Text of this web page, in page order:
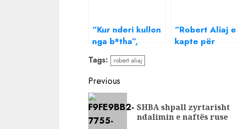
“Kur nderi kullon
nga b*tha”,
Robert Aliaj
degjeneron
vajzat e Love
Story pas largimit
të të birit
“Robert Aliaj e
kapte për
S’kam shkuar
ndonjëherë me…
Tags: robert aliaj
Continue
Reading
Previous
SHBA shpall zyrtarisht
ndalimin e naftës ruse